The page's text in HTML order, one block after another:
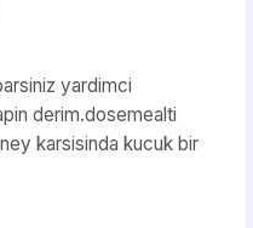
yardimci
derim.dosemealti
karsisinda kucuk bir